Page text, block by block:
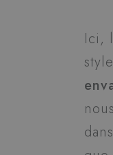
Ici,